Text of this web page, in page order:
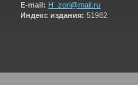
E-mail: H_zori@mail.ru
Индекс издания: 51982